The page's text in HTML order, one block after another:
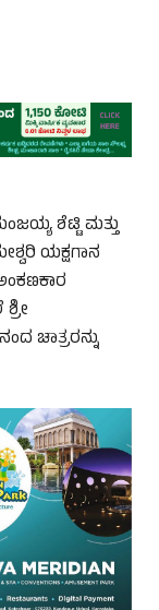
ಶೆಟ್ಟಿ ಮತ್ತು
ಯಕ್ಷಗಾನ
ಚಾತ್ರರನ್ನು